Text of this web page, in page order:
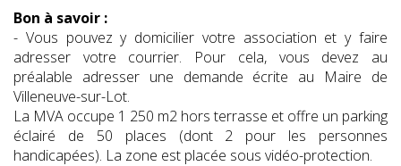
Bon à savoir :
- Vous pouvez y domicilier votre association et y faire
adresser votre courrier. Pour cela, vous devez au
préalable adresser une demande écrite au Maire de
Villeneuve-sur-Lot.
La MVA occupe 1 250 m2 hors terrasse et offre un parking
éclairé de 50 places (dont 2 pour les personnes
handicapées). La zone est placée sous vidéo-protection.